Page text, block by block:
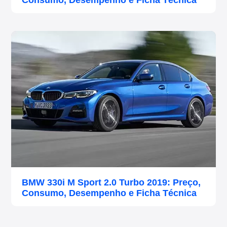
BMW 330i M Sport 2.0 Turbo 2019: Preço,
Consumo, Desempenho e Ficha Técnica